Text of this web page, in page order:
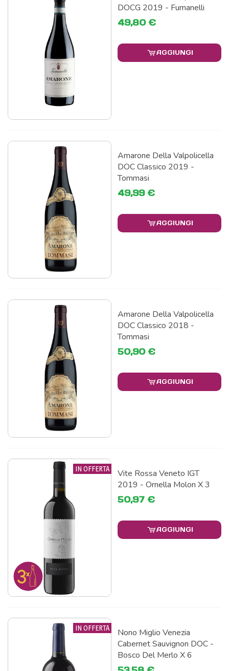
DOCG 2019 - Fumanelli
49,80 €
AGGIUNGI
Amarone Della Valpolicella
DOC Classico 2019 -
Tommasi
49,99 €
AGGIUNGI
Amarone Della Valpolicella
DOC Classico 2018 -
Tommasi
50,90 €
AGGIUNGI
IN OFFERTA
Vite Rossa Veneto IGT
2019 - Ornella Molon X 3
50,97 €
AGGIUNGI
IN OFFERTA
Nono Miglio Venezia
Cabernet Sauvignon DOC -
Bosco Del Merlo X 6